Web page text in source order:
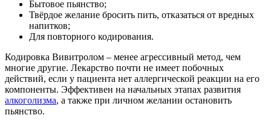
Бытовое пьянство;
Твёрдое желание бросить пить, отказаться от вредных
напитков;
Для повторного кодирования.
Кодировка Вивитролом – менее агрессивный метод, чем
многие другие. Лекарство почти не имеет побочных
действий, если у пациента нет аллергической реакции на его
компоненты. Эффективен на начальных этапах развития
алкоголизма, а также при личном желании остановить
пьянство.